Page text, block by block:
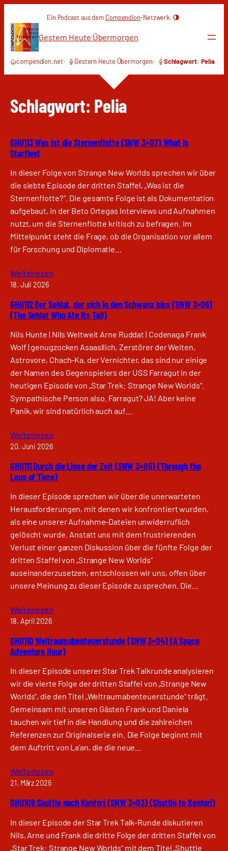
Inhalt
springen
Ein Podcast aus dem Compendion-Netzwerk.
Gestern Heute Übermorgen
compendion.net Gestern Heute Übermorgen Schlagwort: Pelia
Schlagwort: Pelia
GHU113 Was ist die Sternenflotte (SNW 3×07) What Is
Starfleet
In dieser Folge von Strange New Worlds sprechen wir über
die siebte Episode der dritten Staffel, „Was ist die
Sternenflotte?“. Die gesamte Folge ist als Dokumentation
aufgebaut, in der Beto Ortegas Interviews und Aufnahmen
nutzt, um die Sternenflotte kritisch zu befragen. Im
Mittelpunkt steht die Frage, ob die Organisation vor allem
für Forschung und Diplomatie…
Weiterlesen
18. Juli 2026
GHU112 Der Sehlat, der sich in den Schwanz biss (SNW 3×06)
(The Sehlat Who Ate Its Tail)
Nils Hunte | Nils Weltweit Arne Ruddat | Codenaga Frank
Wolf | genugzocken Asaasllich, Zerstörer der Welten,
Astrovore, Chach-Ka, der Vernichter, das sind nur einige
der Namen des Gegenspielers der USS Farragut in der
heutigen Episode von „Star Trek: Strange New Worlds“.
Sympathische Person also. Farragut? JA! Aber keine
Panik, wir sind natürlich auch auf…
Weiterlesen
20. Juni 2026
GHU111 Durch die Linse der Zeit (SNW 3×05) (Through the
Lens of Time)
In dieser Episode sprechen wir über die unerwarteten
Herausforderungen, mit denen wir konfrontiert wurden,
als eine unserer Aufnahme-Dateien unwiderruflich
gelöscht wurde. Anstatt uns mit dem frustrierenden
Verlust einer ganzen Diskussion über die fünfte Folge der
dritten Staffel von „Strange New Worlds“
auseinanderzusetzen, entschlossen wir uns, offen über
unsere Meinung zu dieser Episode zu sprechen. Die…
Weiterlesen
18. April 2026
GHU110 Weltraumabenteuerstunde (SNW 3×04) (A Space
Adventure Hour)
In dieser Episode unserer Star Trek Talkrunde analysieren
wir die vierte Folge der dritten Staffel von „Strange New
Worlds“, die den Titel „Weltraumabenteuerstunde“ trägt.
Gemeinsam mit unseren Gästen Frank und Daniela
tauchen wir tief in die Handlung und die zahlreichen
Referenzen zur Originalserie ein. Die Folge beginnt mit
dem Auftritt von La’an, die die neue…
Weiterlesen
21. März 2026
GHU109 Shuttle nach Kenfori (SNW 3×03) (Shuttle to Kenfori)
In dieser Episode der Star Trek Talk-Runde diskutieren
Nils, Arne und Frank die dritte Folge der dritten Staffel von
„Star Trek: Strange New Worlds“ mit dem Titel „Shuttle